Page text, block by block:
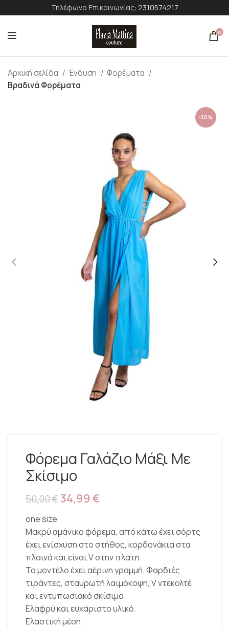
Τηλέφωνο Επικοινωνίας: 2310574217
0
Αρχική σελίδα Ένδυση
Φορέματα
Βραδινά Φορέματα
-30%
Φόρεμα Γαλάζιο Μάξι Με
Σκίσιμο
50,00€34,99 €
one size
Μακρύ αμάνικο φόρεμα, από κάτω έχει σόρτς
έχει ενίσχυση στο στήθος, κορδονάκια στα
πλαινά και είναι V στην πλάτη.
Το μοντέλο έχει αέρινη γραμμή. Φαρδιές
τιράντες, σταυρωτή λαιμόκοψη, V ντεκολτέ
και εντυπωσιακό σκίσιμο.
Ελαφρύ και ευχάριστο υλικό.
Ελαστική μέση.